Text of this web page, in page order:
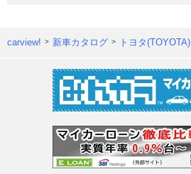
carview! 新車カタログ トヨタ(TOYOTA)